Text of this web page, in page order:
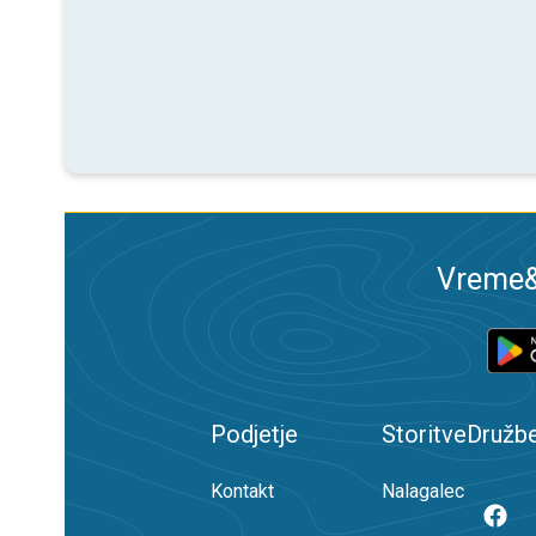
Podjetje
Kontakt
Storitve
Nalagalec